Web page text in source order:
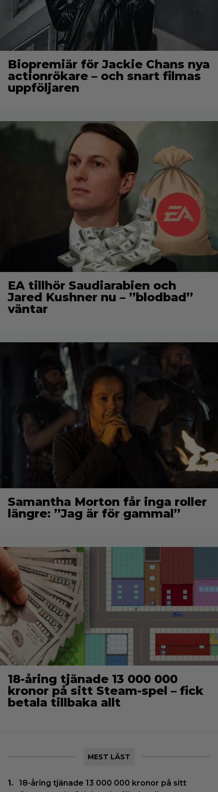
Biopremiär för Jackie Chans nya
actionrökare – och snart filmas
uppföljaren
EA tillhör Saudiarabien och
Jared Kushner nu – ”blodbad”
väntar
Samantha Morton får inga roller
längre: ”Jag är för gammal”
18-åring tjänade 13 000 000
kronor på sitt Steam-spel – fick
betala tillbaka allt
MEST LÄST
18-åring tjänade 13 000 000 kronor på sitt